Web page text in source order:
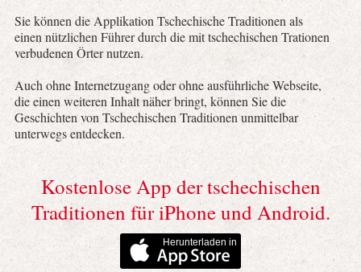
Sie können die Applikation Tschechische Traditionen als
einen nützlichen Führer durch die mit tschechischen Trationen
verbudenen Örter nutzen.
Auch ohne Internetzugang oder ohne ausführliche Webseite,
die einen weiteren Inhalt näher bringt, können Sie die
Geschichten von Tschechischen Traditionen unmittelbar
unterwegs entdecken.
Kostenlose App der tschechischen
Traditionen für iPhone und Android.
Herunterladen in